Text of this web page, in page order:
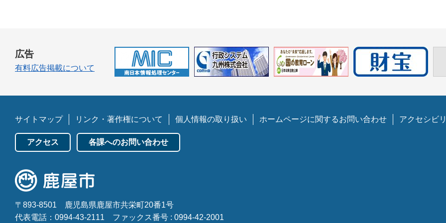
広告
有料広告掲載について
サイトマップ リンク・著作権について 個人情報の取り扱い ホームページに関するお問い合わせ アクセシビ
アクセス 各課へのお問い合わせ
〒893-8501
鹿児島県鹿屋市共栄町20番1号
代表電話：0994-43-2111
ファックス番号 : 0994-42-2001